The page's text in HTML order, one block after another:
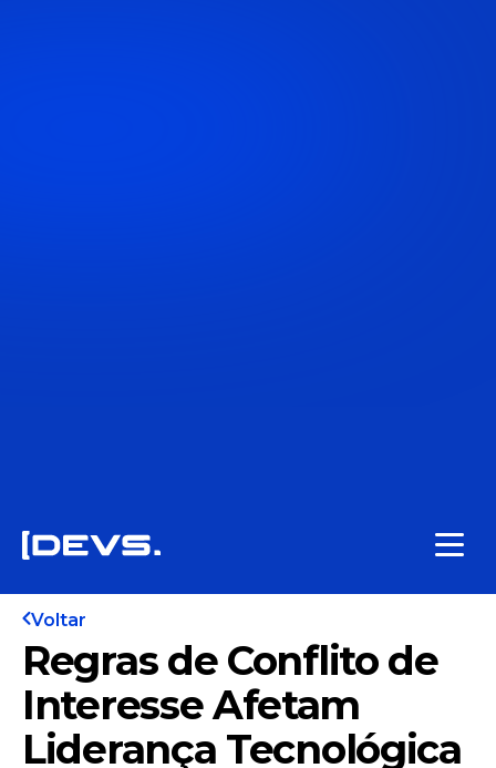
Voltar
Regras de Conflito de
Interesse Afetam
Liderança Tecnológica